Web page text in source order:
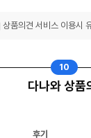
품의견 서비스 이용시
다나와 상품
10
후기